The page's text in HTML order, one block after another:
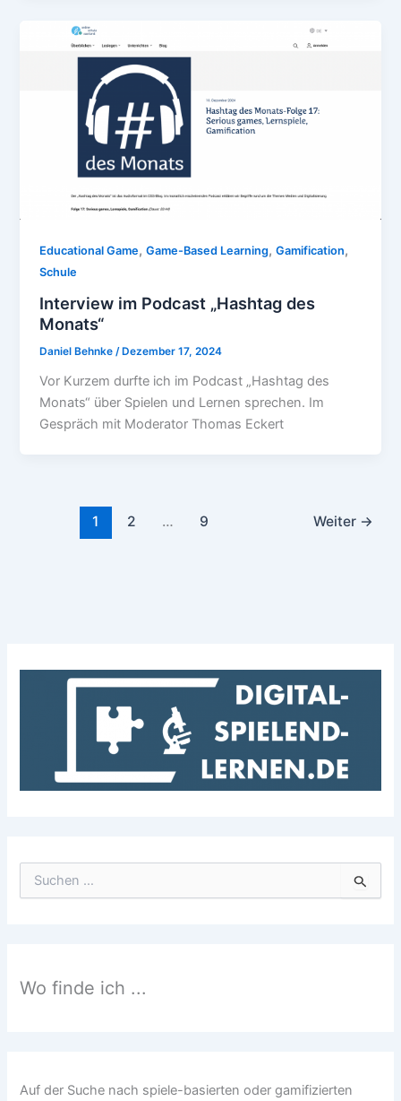
Educational Game,Game-Based Learning,Gamification,
Schule
Interview im Podcast „Hashtag des
Monats“
Daniel Behnke/ Dezember 17, 2024
Vor Kurzem durfte ich im Podcast „Hashtag des
Monats“ über Spielen und Lernen sprechen. Im
Gespräch mit Moderator Thomas Eckert
1 2 … 9 Weiter →
n
a
Wo finde ich ...
Auf der Suche nach spiele-basierten oder gamifizierten